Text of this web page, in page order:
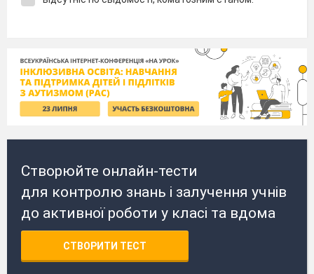
Створюйте онлайн-тести
для контролю знань і залучення учнів
до активної роботи у класі та вдома
СТВОРИТИ ТЕСТ